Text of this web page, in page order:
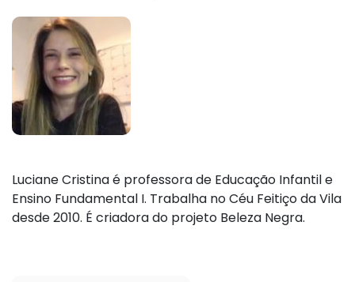
Luciane Cristina é professora de Educação Infantil e
Ensino Fundamental I. Trabalha no Céu Feitiço da Vila
desde 2010. É criadora do projeto Beleza Negra.